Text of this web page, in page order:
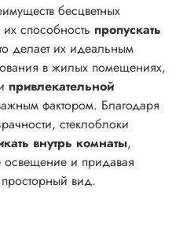
бесцветных
их способность пропускать
делает их идеальным
в жилых помещениях,
привлекательной
фактором. Благодаря
стеклоблоки
внутрь комнаты,
освещение и придавая
вид.